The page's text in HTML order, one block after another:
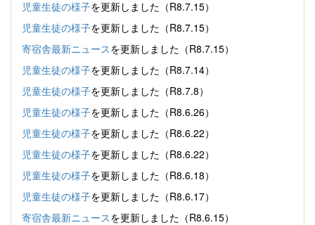
児童生徒の様子を更新しました（R8.7.15）
児童生徒の様子を更新しました（R8.7.15）
寄宿舎最新ニュースを更新しました（R8.7.15）
児童生徒の様子を更新しました（R8.7.14）
児童生徒の様子を更新しました（R8.7.8）
児童生徒の様子を更新しました（R8.6.26）
児童生徒の様子を更新しました（R8.6.22）
児童生徒の様子を更新しました（R8.6.22）
児童生徒の様子を更新しました（R8.6.18）
児童生徒の様子を更新しました（R8.6.17）
寄宿舎最新ニュースを更新しました（R8.6.15）